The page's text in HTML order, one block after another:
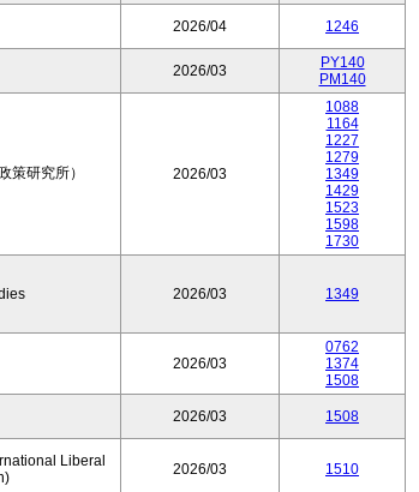
2026/04 1246
2026/03
PY140
PM140
研究所） 2026/03
1088
1164
1227
1279
1349
1429
1523
1598
1730
2026/03 1349
2026/03
0762
1374
1508
2026/03 1508
Liberal
2026/03 1510